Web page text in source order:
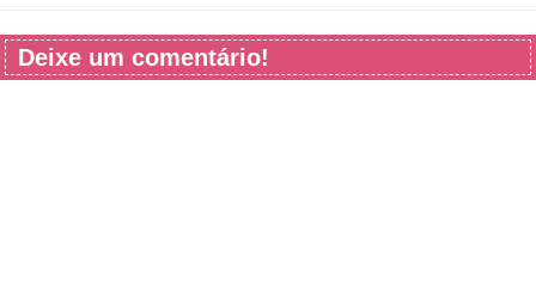
Deixe um comentário!